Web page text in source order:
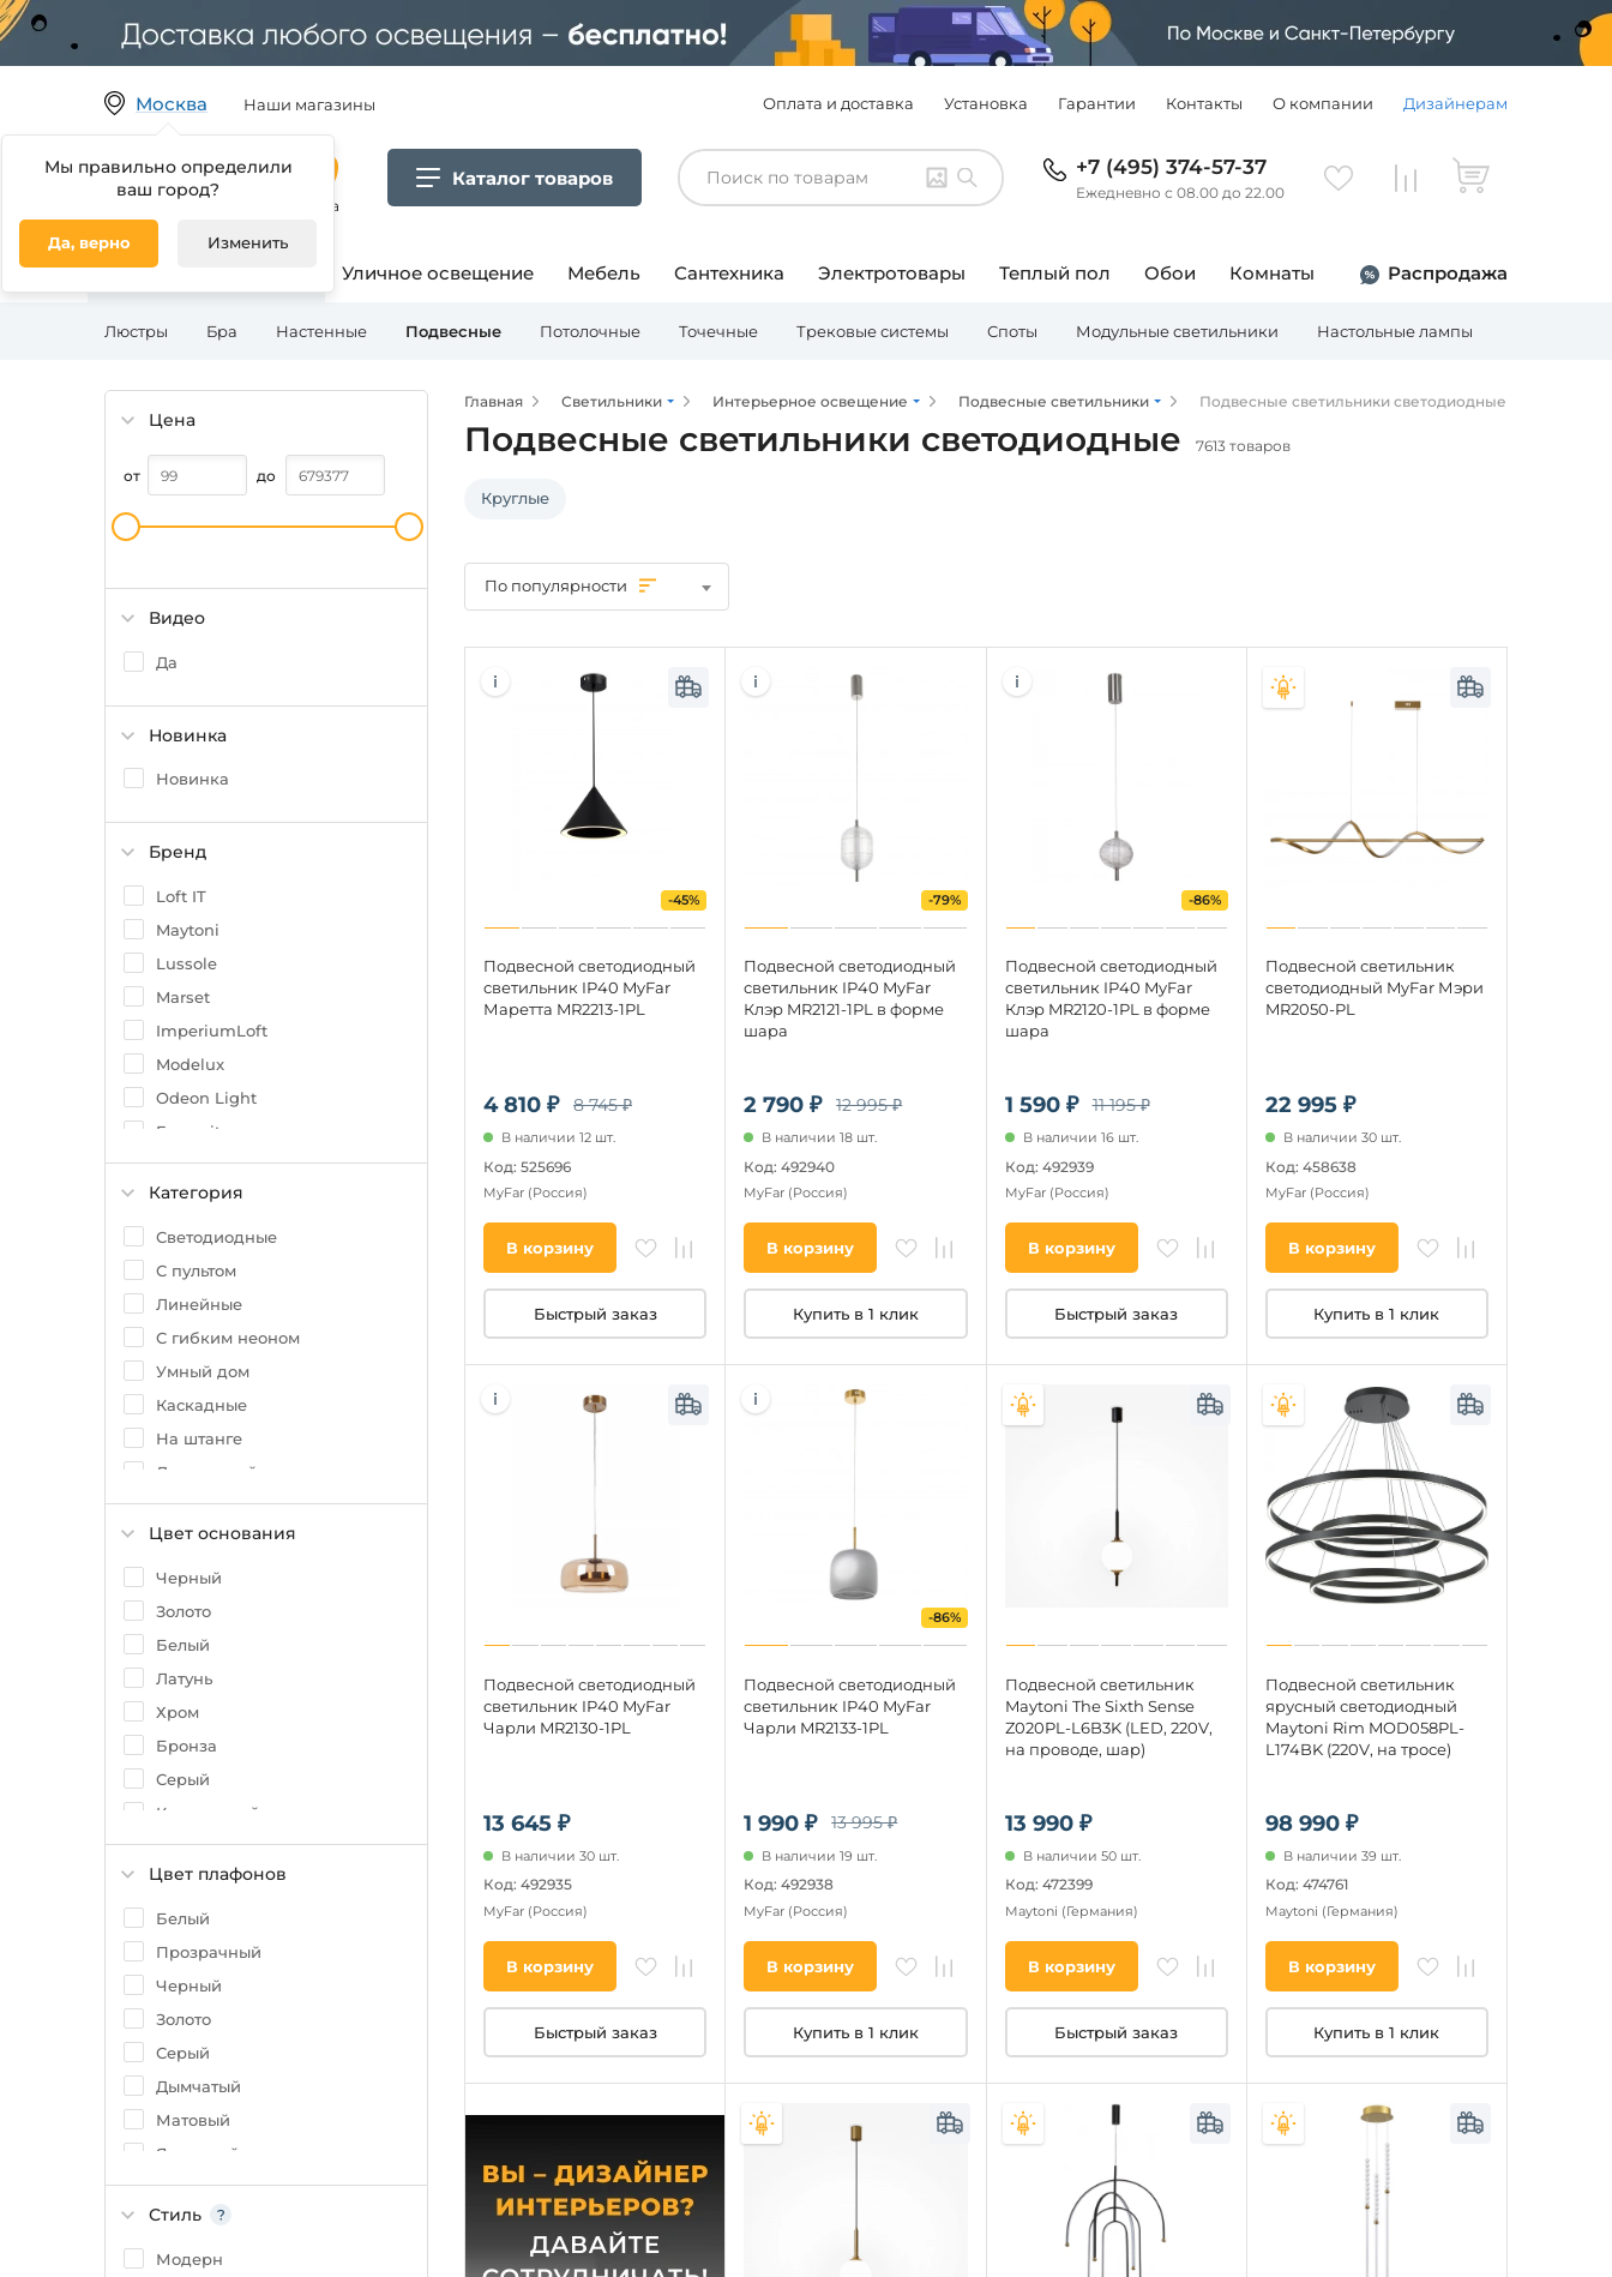
Москва
Мы правильно определили
ваш город?
Да, верно Изменить
Наши магазины Оплата и доставка Установка Гарантии Контакты О компании Дизайнерам
Гипермаркет товаров для дома
Каталог товаров +7 (495) 374-57-37
Ежедневно с 08.00 до 22.00
Освещение для дома Уличное освещение Мебель Сантехника Электротовары Теплый пол Обои Комнаты Распродажа
Люстры Бра Настенные Подвесные Потолочные Точечные Трековые системы Споты Модульные светильники Настольные лампы
Цена
от до
Видео
Да
Новинка
Новинка
Бренд
Loft IT
Maytoni
Lussole
Marset
ImperiumLoft
Modelux
Odeon Light
Favourite
ST Luce
Mantra
Kink Light
Lightstar
Moderli
Aployt
Категория
Светодиодные
С пультом
Линейные
С гибким неоном
Умный дом
Каскадные
На штанге
Для детской
Большие
Датчик движения
Для чтения
Цвет основания
Черный
Золото
Белый
Латунь
Хром
Бронза
Серый
Коричневый
Никель
Серебро
Медный
Медь
Бежевый
Древесный
Цвет плафонов
Белый
Прозрачный
Черный
Золото
Серый
Дымчатый
Матовый
Янтарный
Латунь
Хром
Коричневый
Стиль
Модерн
Главная Светильники Интерьерное освещение Подвесные светильники Подвесные светильники светодиодные
Подвесные светильники светодиодные 7613 товаров
Круглые
По популярности
4 810 ₽ 8 745 ₽
-45%
Подвесной светодиодный
светильник IP40 MyFar
Маретта MR2213-1PL
В наличии 12 шт.
Код: 525696
MyFar (Россия)
В корзину
Быстрый заказ
2 790 ₽ 12 995 ₽
-79%
Подвесной светодиодный
светильник IP40 MyFar
Клэр MR2121-1PL в форме
шара
В наличии 18 шт.
Код: 492940
MyFar (Россия)
В корзину
Купить в 1 клик
1 590 ₽ 11 195 ₽
-86%
Подвесной светодиодный
светильник IP40 MyFar
Клэр MR2120-1PL в форме
шара
В наличии 16 шт.
Код: 492939
MyFar (Россия)
В корзину
Быстрый заказ
22 995 ₽
Подвесной светильник
светодиодный MyFar Мэри
MR2050-PL
В наличии 30 шт.
Код: 458638
MyFar (Россия)
В корзину
Купить в 1 клик
13 645 ₽
Подвесной светодиодный
светильник IP40 MyFar
Чарли MR2130-1PL
В наличии 30 шт.
Код: 492935
MyFar (Россия)
В корзину
Быстрый заказ
1 990 ₽ 13 995 ₽
-86%
Подвесной светодиодный
светильник IP40 MyFar
Чарли MR2133-1PL
В наличии 19 шт.
Код: 492938
MyFar (Россия)
В корзину
Купить в 1 клик
13 990 ₽
Подвесной светильник
Maytoni The Sixth Sense
Z020PL-L6B3K (LED, 220V,
на проводе, шар)
В наличии 50 шт.
Код: 472399
Maytoni (Германия)
В корзину
Быстрый заказ
98 990 ₽
Подвесной светильник
ярусный светодиодный
Maytoni Rim MOD058PL-
L174BK (220V, на тросе)
В наличии 39 шт.
Код: 474761
Maytoni (Германия)
В корзину
Купить в 1 клик